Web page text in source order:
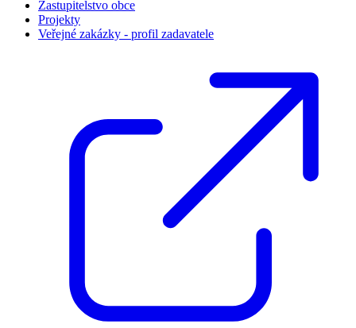
Zastupitelstvo obce
Projekty
Veřejné zakázky - profil zadavatele